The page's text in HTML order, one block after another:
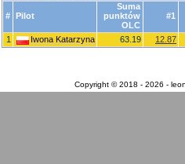
# Pilot
Suma
punktów
OLC
#1
1 Iwona Katarzyna 63.19 12.87
Copyright © 2018 - 2026 -